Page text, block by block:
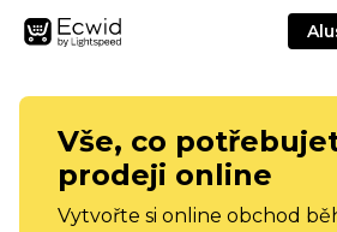
Vše, co
prodeji online
Vytvořte si online obchod